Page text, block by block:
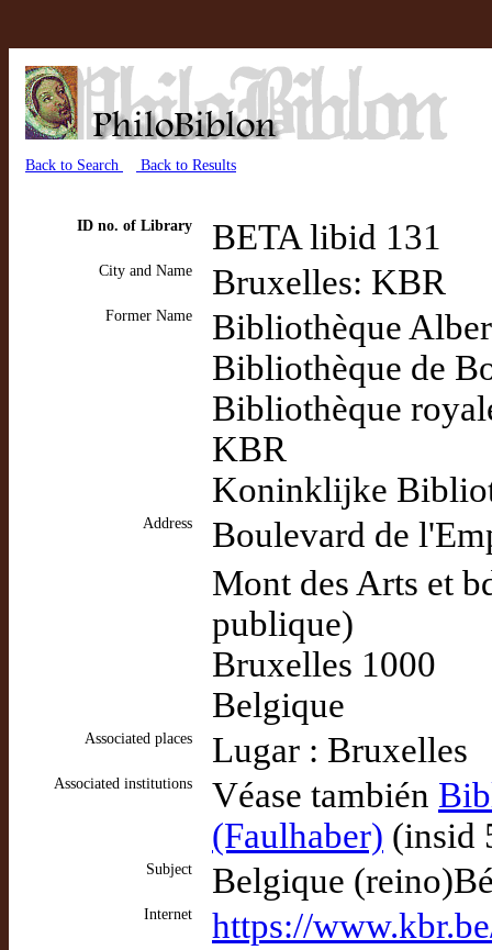
Back to Search Back to Results
ID no. of Library BETA libid 131
City and Name Bruxelles: KBR
Former Name
Bibliothèque
Bibliothèque de
Bibliothèque
KBR
Koninklijke
Address
Boulevard de
Mont des Arts et
publique)
Bruxelles 1000
Belgique
Associated places Lugar : Bruxelles
Associated institutions Véase también
(Faulhaber) (insid
Subject Belgique
Internet https://